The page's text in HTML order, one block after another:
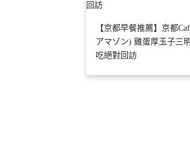
【京都早餐推薦】京都
アマゾン) 雞蛋厚玉子三
吃絕對回訪